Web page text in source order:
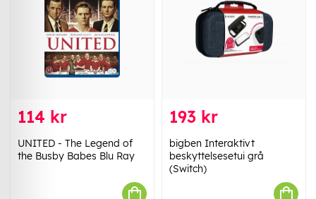
114 kr
UNITED - The Legend of
the Busby Babes Blu Ray
193 kr
bigben Interaktivt
beskyttelsesetui grå
(Switch)